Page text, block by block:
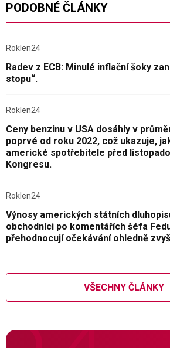
PODOBNÉ ČLÁNKY
Roklen24
Radev z ECB: Minulé inflační šoky
stopu“.
Roklen24
Ceny benzinu v USA dosáhly v
poprvé od roku 2022, což ukazuje,
americké spotřebitele před
Kongresu.
Roklen24
Výnosy amerických státních
obchodníci po komentářích šéfa
přehodnocují očekávání ohledně
VŠECHNY ČLÁNKY